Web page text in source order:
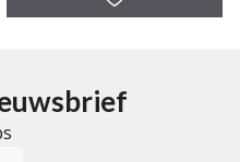
5